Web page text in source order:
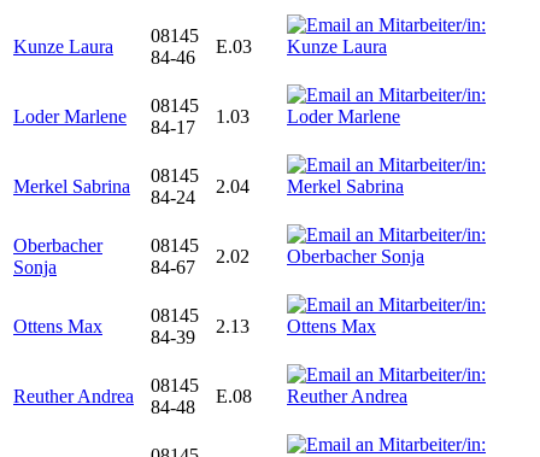
Kunze Laura
08145
84-46
E.03
Loder Marlene
08145
84-17
1.03
Merkel Sabrina
08145
84-24
2.04
Oberbacher
Sonja
08145
84-67
2.02
Ottens Max
08145
84-39
2.13
Reuther Andrea
08145
84-48
E.08